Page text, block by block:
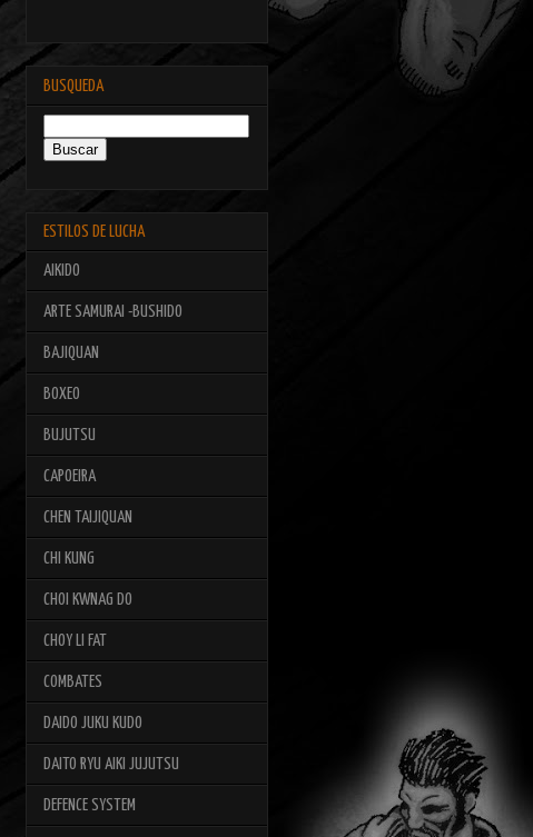
BUSQUEDA
ESTILOS DE LUCHA
AIKIDO
ARTE SAMURAI -BUSHIDO
BAJIQUAN
BOXEO
BUJUTSU
CAPOEIRA
CHEN TAIJIQUAN
CHI KUNG
CHOI KWNAG DO
CHOY LI FAT
COMBATES
DAIDO JUKU KUDO
DAITO RYU AIKI JUJUTSU
DEFENCE SYSTEM